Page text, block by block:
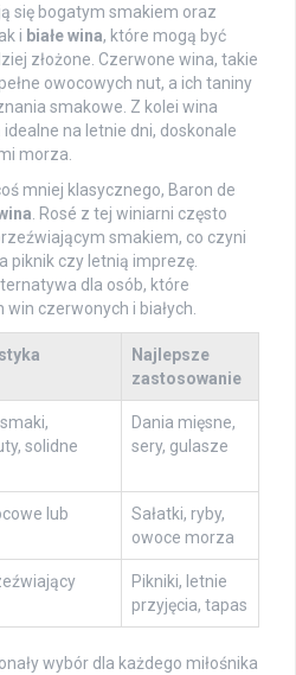
się bogatym smakiem oraz
i białe wina, które mogą być
złożone. Czerwone wina, takie
owocowych nut, a ich taniny
smakowe. Z kolei wina
idealne na letnie dni, doskonale
morza.
mniej klasycznego, Baron de
. Rosé z tej winiarni często
smakiem, co czyni
piknik czy letnią imprezę.
dla osób, które
win czerwonych i białych.
Najlepsze
zastosowanie
solidne
Dania mięsne,
sery, gulasze
lub
Sałatki, ryby,
owoce morza
Pikniki, letnie
przyjęcia, tapas
wybór dla każdego miłośnika